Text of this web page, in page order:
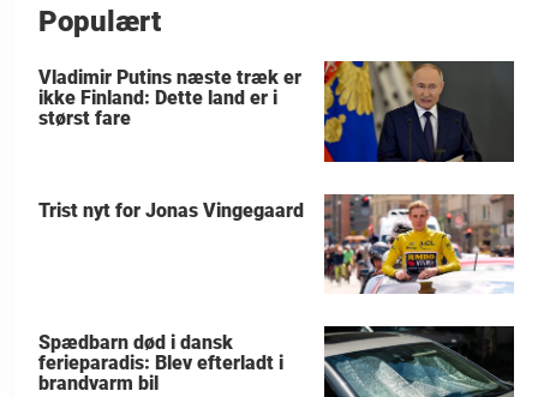
Populært
Vladimir Putins næste træk er
ikke Finland: Dette land er i
størst fare
Trist nyt for Jonas Vingegaard
Spædbarn død i dansk
ferieparadis: Blev efterladt i
brandvarm bil